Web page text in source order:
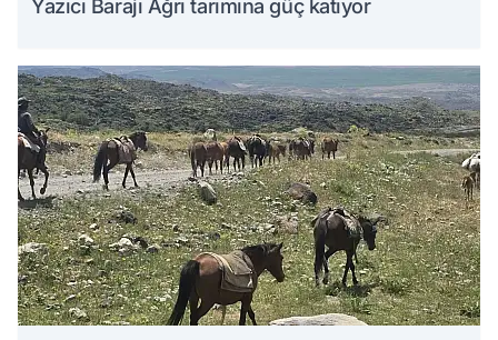
Yazıcı Barajı Ağrı tarımına güç katıyor